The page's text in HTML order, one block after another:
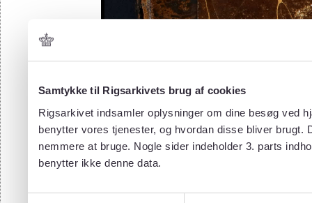
Samtykke til Rigsarkivets brug af cookies
Rigsarkivet indsamler oplysninger om dine besøg ved
benytter vores tjenester, og hvordan disse bliver
nemmere at bruge. Nogle sider indeholder 3. parts
benytter ikke denne data.